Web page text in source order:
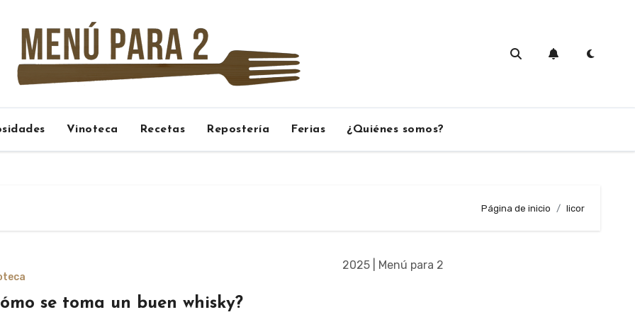
Vinoteca Recetas Repostería Ferias ¿Quiénes somos?
Página de inicio licor
se toma un buen whisky?
2025 | Menú para 2